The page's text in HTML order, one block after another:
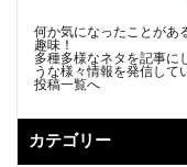
何か気になったことがあ
趣味！
多種多様なネタを記事に
うな様々情報を発信して
投稿一覧へ
カテゴリー